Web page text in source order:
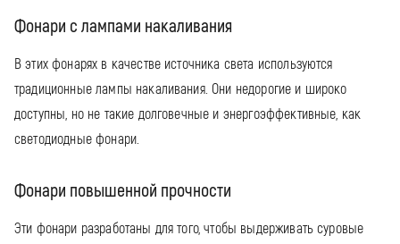
Фонари с лампами накаливания
В этих фонарях в качестве источника света используются
традиционные лампы накаливания. Они недорогие и широко
доступны, но не такие долговечные и энергоэффективные, как
светодиодные фонари.
Фонари повышенной прочности
Эти фонари разработаны для того, чтобы выдерживать суровые